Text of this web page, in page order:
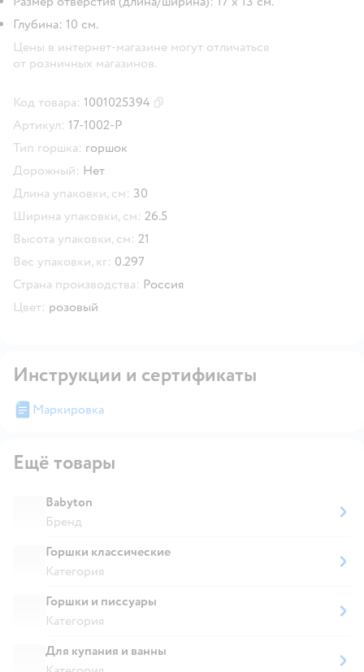
Глубина: 10 см.
Цены в интернет-магазине могут отличаться
от розничных магазинов.
Код товара: 1001025394
Артикул: 17-1002-Р
Тип горшка: горшок
Дорожный: Нет
Длина упаковки, см: 30
Ширина упаковки, см: 26.5
Высота упаковки, см: 21
Вес упаковки, кг: 0.297
Страна производства: Россия
Цвет: розовый
Инструкции и сертификаты
Маркировка
Ещё товары
Babyton
Бренд
Горшки классические
Категория
Горшки и писсуары
Категория
Для купания и ванны